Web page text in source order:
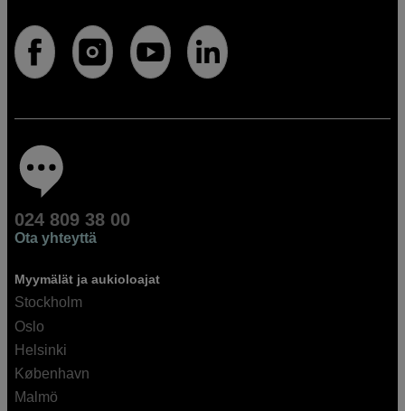
024 809 38 00
Ota yhteyttä
Myymälät ja aukioloajat
Stockholm
Oslo
Helsinki
København
Malmö